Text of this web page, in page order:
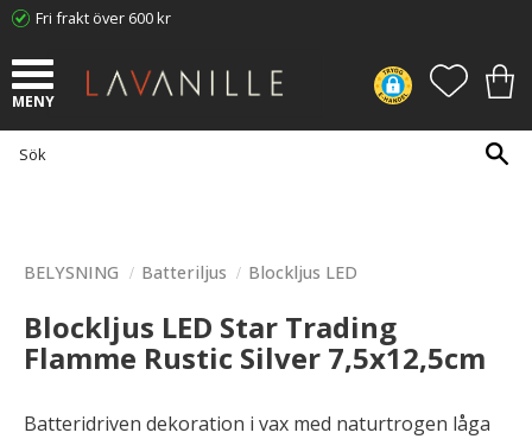
Fri frakt över 600 kr
BELYSNING Batteriljus Blockljus LED
Blockljus LED Star Trading
Flamme Rustic Silver 7,5x12,5cm
Batteridriven dekoration i vax med naturtrogen låga